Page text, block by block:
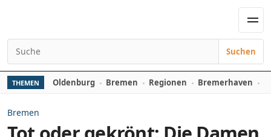
Suchen nach:
Suchen
THEMEN Oldenburg Bremen Regionen Bremerhaven
Bremen